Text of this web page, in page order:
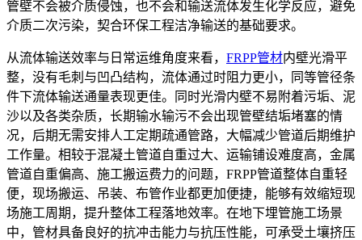
管壁不会被介质侵蚀，也不会和输送流体发生化学反应，避免
介质二次污染，契合环保工程洁净输送的基础要求。
从流体输送效率与日常运维角度来看， FRPP管材内壁光滑平
整，没有毛刺与凹凸结构，流体通过时阻力更小，同等管径条
件下流体输送通量表现更佳。同时光滑内壁不易附着污垢、泥
沙以及各类杂质，长期输水输污不会出现管壁结垢堵塞的情
况，后期无需安排人工定期疏通管路，大幅减少管道后期维护
工作量。相较于混凝土管道自重过大、运输铺设难度高，金属
管道自重偏高、施工搬运费力的问题，FRPP管道整体自重轻
便，现场搬运、吊装、布管作业都更加便捷，能够有效缩短现
场施工周期，提升整体工程落地效率。在地下埋管施工场景
中，管材具备良好的抗冲击能力与抗压性能，可承受土壤挤压